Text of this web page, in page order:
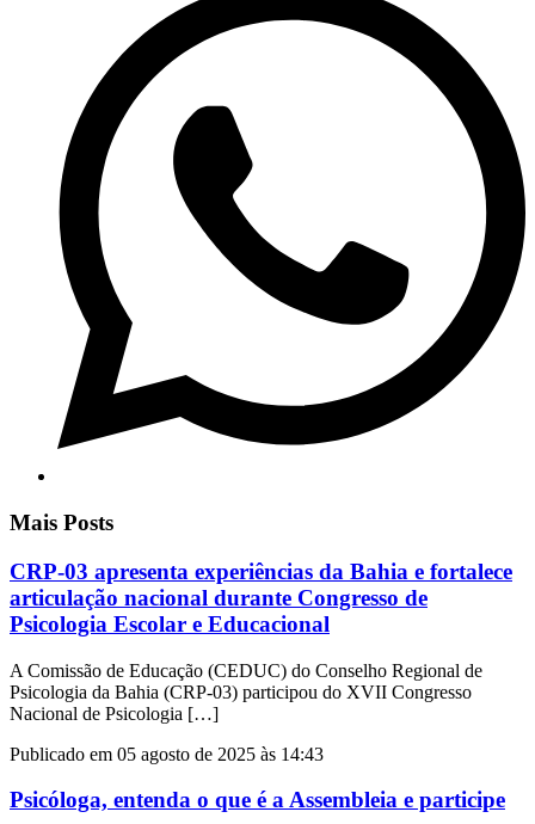
Mais Posts
CRP-03 apresenta experiências da Bahia e fortalece
articulação nacional durante Congresso de
Psicologia Escolar e Educacional
A Comissão de Educação (CEDUC) do Conselho Regional de
Psicologia da Bahia (CRP-03) participou do XVII Congresso
Nacional de Psicologia […]
Publicado em 05 agosto de 2025 às 14:43
Psicóloga, entenda o que é a Assembleia e participe